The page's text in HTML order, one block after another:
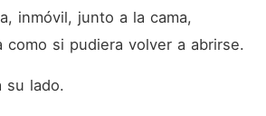
inmóvil, junto a la cama,
como si pudiera volver a abrirse.
su lado.